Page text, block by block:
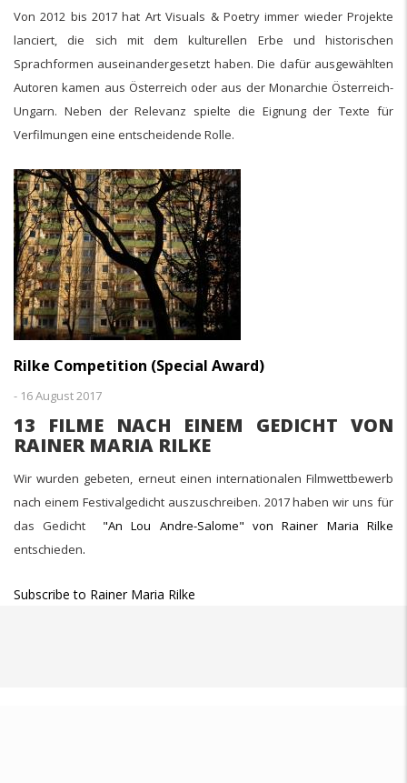
Von 2012 bis 2017 hat Art Visuals & Poetry immer wieder Projekte
lanciert, die sich mit dem kulturellen Erbe und historischen
Sprachformen auseinandergesetzt haben. Die dafür ausgewählten
Autoren kamen aus Österreich oder aus der Monarchie Österreich-
Ungarn. Neben der Relevanz spielte die Eignung der Texte für
Verfilmungen eine entscheidende Rolle.
Rilke Competition (Special Award)
- 16 August 2017
13 FILME NACH EINEM GEDICHT VON
RAINER MARIA RILKE
Wir wurden gebeten, erneut einen internationalen Filmwettbewerb
nach einem Festivalgedicht auszuschreiben. 2017 haben wir uns für
das Gedicht "An Lou Andre-Salome" von Rainer Maria Rilke
entschieden.
Subscribe to Rainer Maria Rilke